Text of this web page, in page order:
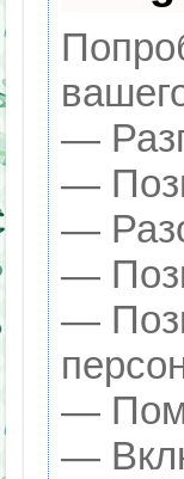
—
—
—
—
—
—
—